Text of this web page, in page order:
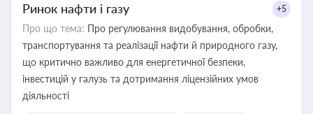
Ринок нафти і газу +5
Про що тема: Про регулювання видобування, обробки,
транспортування та реалізації нафти й природного газу,
що критично важливо для енергетичної безпеки,
інвестицій у галузь та дотримання ліцензійних умов
діяльності